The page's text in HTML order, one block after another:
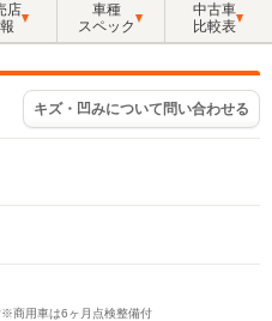
店
車種
スペック
中古車
比較表
キズ・凹みについて問い合わせる
商用車は6ヶ月点検整備付